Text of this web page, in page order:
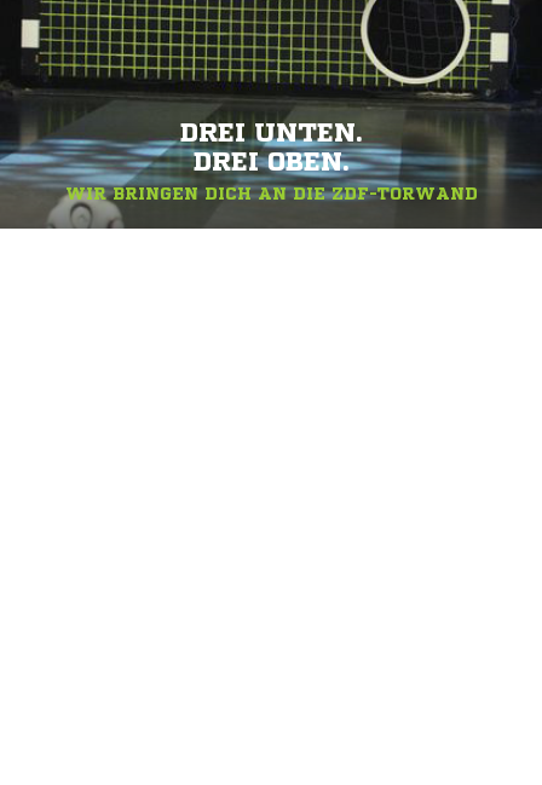
DREI UNTEN.
DREI OBEN.
WIR BRINGEN DICH AN DIE ZDF-TORWAND